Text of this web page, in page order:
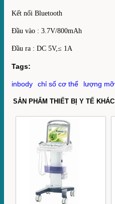
Kết nối Bluetooth
Đầu vào : 3.7V/800mAh
Đầu ra : DC 5V,≤ 1A
Tags:
inbody chỉ số cơ thể lượng mỡ
SẢN PHẨM THIẾT BỊ Y TẾ KHÁC